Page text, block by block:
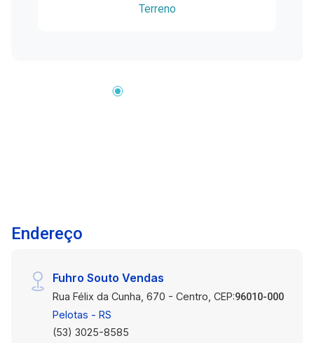
Terreno
Endereço
Fuhro Souto Vendas
Rua Félix da Cunha, 670 - Centro, CEP:96010-000
Pelotas - RS
(53) 3025-8585